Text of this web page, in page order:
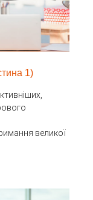
1)
великої